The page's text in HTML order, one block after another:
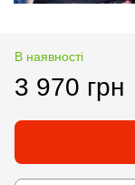
В наявності
3 970 грн